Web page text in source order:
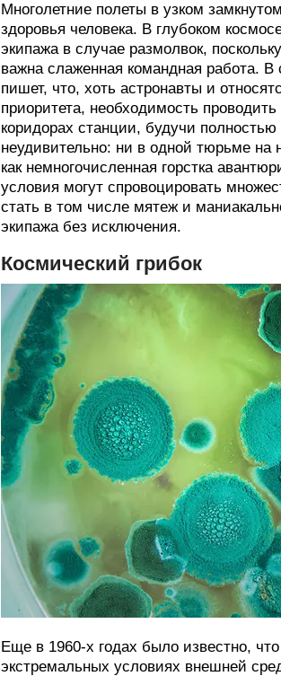
Многолетние полеты в узком
здоровья человека. В глубоком
экипажа в случае размолвок,
важна слаженная командная работа. В
пишет, что, хоть астронавты и
приоритета, необходимость
коридорах станции, будучи
неудивительно: ни в одной тюрьме на
как немногочисленная горстка
условия могут спровоцировать
стать в том числе мятеж и
экипажа без исключения.
Космический грибок
Еще в 1960-х годах было известно,
экстремальных условиях внешней